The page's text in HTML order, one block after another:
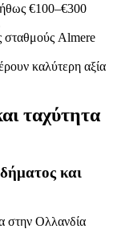
€100–€300
σταθμούς Almere
καλύτερη αξία
ταχύτητα
και
στην Ολλανδία